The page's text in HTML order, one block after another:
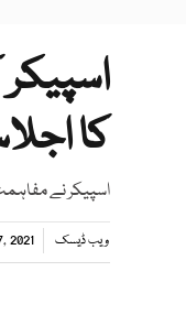
کا
اسپیکر نے مفاہمت کی غرض سے
ویب ڈیسک 2021